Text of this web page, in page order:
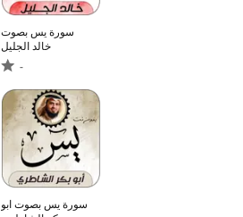
سورة يس بصوت
خالد الجليل
-
سورة يس بصوت ابو